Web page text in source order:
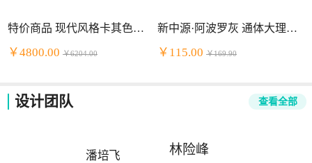
特价商品 现代风格卡其色头层牛皮+PVC组合沙发
￥4800.00 ￥6204.00
新中源·阿波罗灰 通体大理石（2NB9034）
￥115.00 ￥169.90
设计团队 查看全部
林险峰
潘培飞